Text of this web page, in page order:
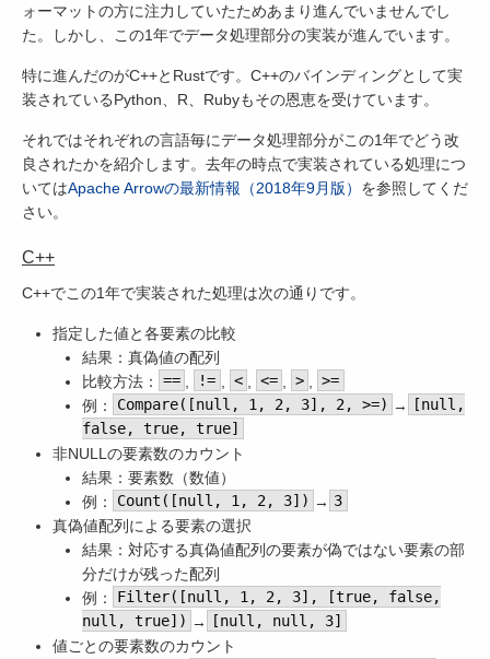
ォーマットの方に注力していたためあまり進んでいませんでし
た。しかし、この1年でデータ処理部分の実装が進んでいます。
特に進んだのがC++とRustです。C++のバインディングとして実
装されているPython、R、Rubyもその恩恵を受けています。
それではそれぞれの言語毎にデータ処理部分がこの1年でどう改
良されたかを紹介します。去年の時点で実装されている処理につ
いてはApache Arrowの最新情報（2018年9月版） を参照してくだ
さい。
C++
C++でこの1年で実装された処理は次の通りです。
指定した値と各要素の比較
結果：真偽値の配列
比較方法：
== != < <= >
>=
例：
Compare([null, 1, 2, 3], 2, >=) →
[null,
false, true, true]
非NULLの要素数のカウント
結果：要素数（数値）
例：
Count([null, 1, 2, 3]) → 3
真偽値配列による要素の選択
結果：対応する真偽値配列の要素が偽ではない要素の部
分だけが残った配列
例：
Filter([null, 1, 2, 3], [true, false,
null, true]) →
[null, null, 3]
値ごとの要素数のカウント